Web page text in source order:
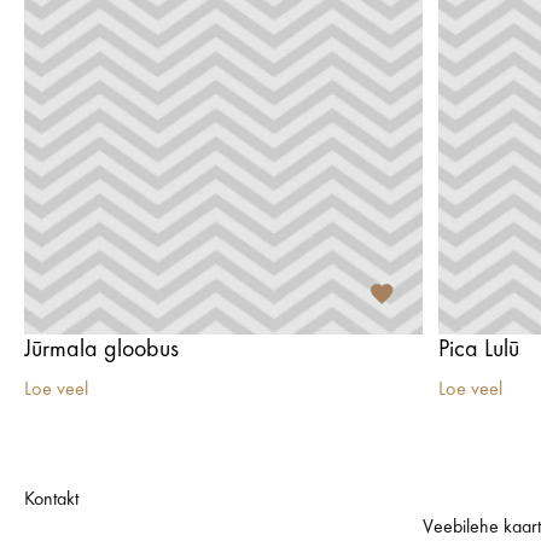
Jūrmala gloobus
Loe veel
Pica Lulū
Loe veel
Kontakt
Veebilehe kaart